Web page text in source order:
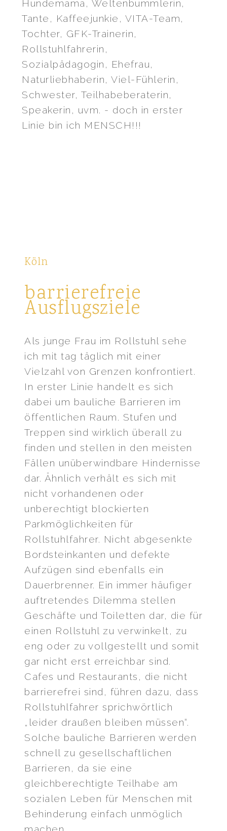
Hundemama, Weltenbummlerin,
Tante, Kaffeejunkie, VITA-Team,
Tochter, GFK-Trainerin,
Rollstuhlfahrerin,
Sozialpädagogin, Ehefrau,
Naturliebhaberin, Viel-Fühlerin,
Schwester, Teilhabeberaterin,
Speakerin, uvm. - doch in erster
Linie bin ich MENSCH!!!
Köln
barrierefreie
Ausflugsziele
Als junge Frau im Rollstuhl sehe
ich mit tag täglich mit einer
Vielzahl von Grenzen konfrontiert.
In erster Linie handelt es sich
dabei um bauliche Barrieren im
öffentlichen Raum. Stufen und
Treppen sind wirklich überall zu
finden und stellen in den meisten
Fällen unüberwindbare Hindernisse
dar. Ähnlich verhält es sich mit
nicht vorhandenen oder
unberechtigt blockierten
Parkmöglichkeiten für
Rollstuhlfahrer. Nicht abgesenkte
Bordsteinkanten und defekte
Aufzügen sind ebenfalls ein
Dauerbrenner. Ein immer häufiger
auftretendes Dilemma stellen
Geschäfte und Toiletten dar, die für
einen Rollstuhl zu verwinkelt, zu
eng oder zu vollgestellt und somit
gar nicht erst erreichbar sind.
Cafes und Restaurants, die nicht
barrierefrei sind, führen dazu, dass
Rollstuhlfahrer sprichwörtlich
„leider draußen bleiben müssen“.
Solche bauliche Barrieren werden
schnell zu gesellschaftlichen
Barrieren, da sie eine
gleichberechtigte Teilhabe am
sozialen Leben für Menschen mit
Behinderung einfach unmöglich